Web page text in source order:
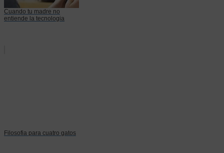
Cuando tu madre no
entiende la tecnologia
Filosofia para cuatro gatos